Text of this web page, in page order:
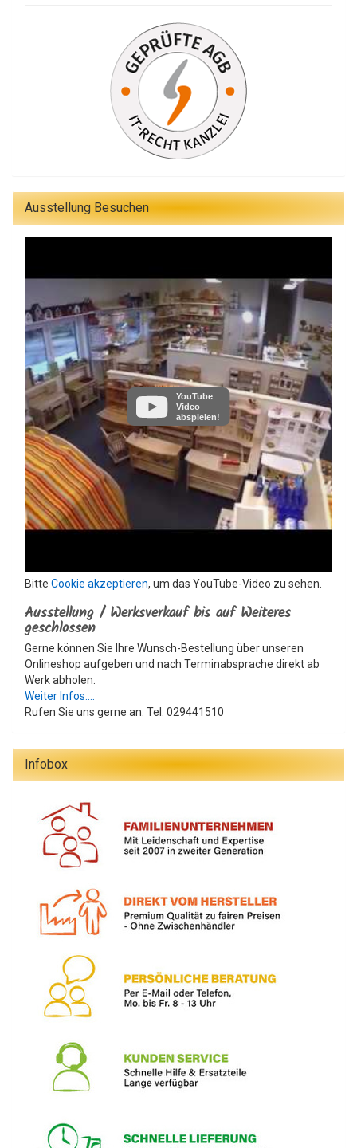
Ausstellung Besuchen
YouTube
Video
abspielen!
Bitte Cookie akzeptieren, um das YouTube-Video zu sehen.
Ausstellung / Werksverkauf bis auf Weiteres
geschlossen
Gerne können Sie Ihre Wunsch-Bestellung über unseren
Onlineshop aufgeben und nach Terminabsprache direkt ab
Werk abholen.
Weiter Infos....
Rufen Sie uns gerne an: Tel. 029441510
Infobox